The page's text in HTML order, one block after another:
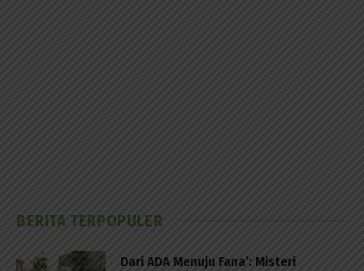
BERITA TERPOPULER
Dari ADA Menuju Fana’: Misteri